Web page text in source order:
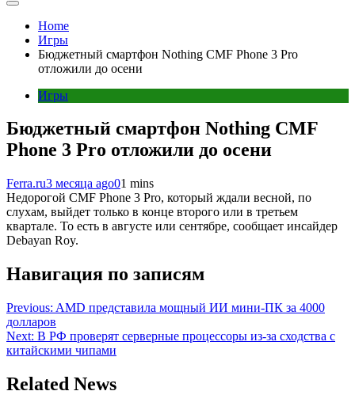
Home
Игры
Бюджетный смартфон Nothing CMF Phone 3 Pro
отложили до осени
Игры
Бюджетный смартфон Nothing CMF
Phone 3 Pro отложили до осени
Ferra.ru3 месяца ago01 mins
Недорогой CMF Phone 3 Pro, который ждали весной, по
слухам, выйдет только в конце второго или в третьем
квартале. То есть в августе или сентябре, сообщает инсайдер
Debayan Roy.
Навигация по записям
Previous: AMD представила мощный ИИ мини-ПК за 4000
долларов
Next: В РФ проверят серверные процессоры из-за сходства с
китайскими чипами
Related News